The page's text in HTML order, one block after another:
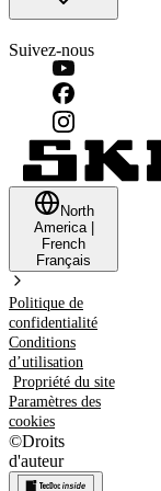
Suivez-nous
North
America|
French
Français
Politique de
confidentialité
Conditions
d’utilisation
Propriété du site
Paramètres des
cookies
©Droits
d'auteur